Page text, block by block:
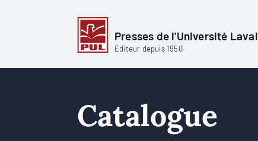
Presses de l'Université Laval
Éditeur depuis 1950
Catalogue